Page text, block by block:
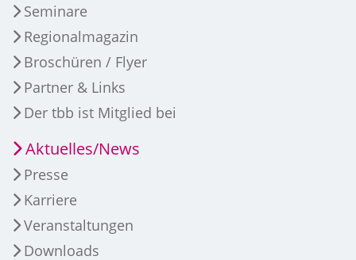
Seminare
Regionalmagazin
Broschüren / Flyer
Partner & Links
Der tbb ist Mitglied bei
Aktuelles/News
Presse
Karriere
Veranstaltungen
Downloads